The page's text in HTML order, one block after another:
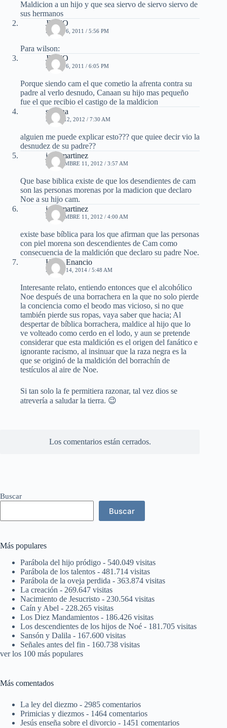
Maldicion a un hijo y que sea siervo de siervo siervo de
sus hermanos
JULIO
ENERO 6, 2011 / 5:56 PM
Para wilson:
JULIO
ENERO 6, 2011 / 6:05 PM
Porque siendo cam el que cometio la afrenta contra su
padre al verlo desnudo, Canaan su hijo mas pequeño
fue el que recibio el castigo de la maldicion
sabrina
ABRIL 12, 2012 / 7:30 AM
alguien me puede explicar esto??? que quiee decir vio la
desnudez de su padre??
jade martinez
SEPTIEMBRE 11, 2012 / 3:57 AM
Que base biblica existe de que los desendientes de cam
son las personas morenas por la madicion que declaro
Noe a su hijo cam.
jade martinez
SEPTIEMBRE 11, 2012 / 4:00 AM
existe base bíblica para los que afirman que las personas
con piel morena son descendientes de Cam como
consecuencia de la maldición que declaro su padre Noe.
Hugo Enancio
ENERO 14, 2014 / 5:48 AM
Interesante relato, entiendo entonces que el alcohólico
Noe después de una borrachera en la que no solo pierde
la conciencia como el beodo mas vicioso, si no que
también pierde sus ropas, vaya saber que hacia; Al
despertar de bíblica borrachera, maldice al hijo que lo
ve volteado como cerdo en el lodo, y aun se pretende
considerar que esta maldición es el origen del fanático e
ignorante racismo, al insinuar que la raza negra es la
que se originó de la maldición del borrachín de
testículos al aire de Noe.
Si tan solo la fe permitiera razonar, tal vez dios se
atrevería a saludar la tierra. 😉
Los comentarios están cerrados.
Buscar
Buscar
Más populares
Parábola del hijo pródigo - 540.049 visitas
Parábola de los talentos - 481.714 visitas
Parábola de la oveja perdida - 363.874 visitas
La creación - 269.647 visitas
Nacimiento de Jesucristo - 230.564 visitas
Caín y Abel - 228.265 visitas
Los Diez Mandamientos - 186.426 visitas
Los descendientes de los hijos de Noé - 181.705 visitas
Sansón y Dalila - 167.600 visitas
Señales antes del fin - 160.738 visitas
ver los 100 más populares
Más comentados
La ley del diezmo - 2985 comentarios
Primicias y diezmos - 1464 comentarios
Jesús enseña sobre el divorcio - 1451 comentarios